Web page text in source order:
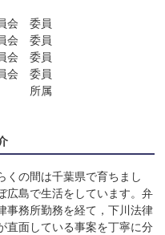
会　委員
会　委員
会　委員
会　委員
　　所属
くの間は千葉県で育ちまし
広島で生活をしています。弁
事務所勤務を経て，下川法律
直面している事案を丁寧に分